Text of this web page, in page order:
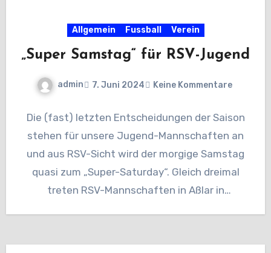
Allgemein Fussball Verein
„Super Samstag“ für RSV-Jugend
admin 7. Juni 2024 Keine Kommentare
Die (fast) letzten Entscheidungen der Saison
stehen für unsere Jugend-Mannschaften an
und aus RSV-Sicht wird der morgige Samstag
quasi zum „Super-Saturday“. Gleich dreimal
treten RSV-Mannschaften in Aßlar in